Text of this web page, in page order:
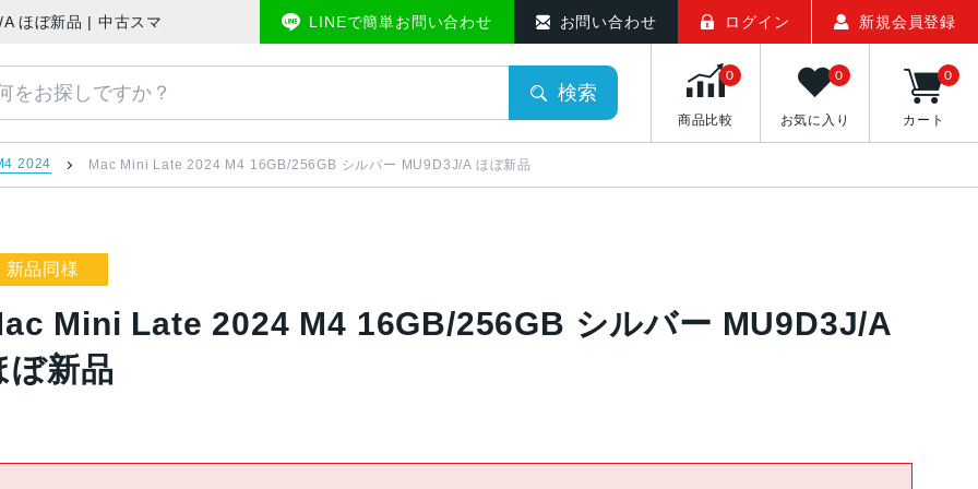
ぼ新品 | 中古スマホ販売のアメモバマーケットLINEで簡単お問い合わせ お問い合わせ ログイン 新規会員登録
検索
商品比較
0
お気に入り
0
カート
0
2024 Mac Mini Late 2024 M4 16GB/256GB シルバー MU9D3J/A ほぼ新品
新品同様
Mini Late 2024 M4 16GB/256GB シルバー MU9D3J/A
ぼ新品